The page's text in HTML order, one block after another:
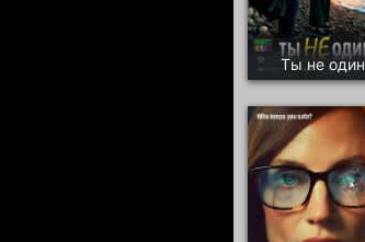
Ты не один